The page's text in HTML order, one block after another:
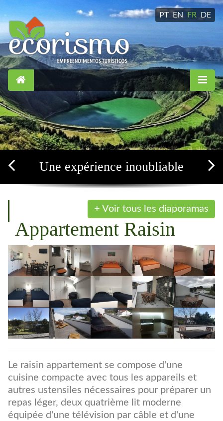
PT EN FR DE
Simple, confortable et accueillante
+ Voir tous les diaporamas
Appartement Raisin
Le raisin appartement se compose d'une
cuisine compacte avec tous les appareils et
autres ustensiles nécessaires pour préparer un
repas léger, deux quatrième lit moderne
équipée d'une télévision par câble et d'une